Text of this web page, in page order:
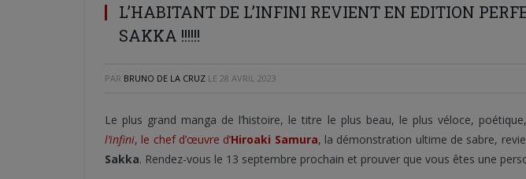
L’HABITANT DE L’INFINI REVIENT EN EDITION
SAKKA !!!!!!
PAR BRUNO DE LA CRUZ LE 28 AVRIL 2023
Le plus grand manga de l’histoire, le titre le plus beau, le plus véloce,
l’infini, le chef d’œuvre d’Hiroaki Samura, la démonstration ultime de sabre,
Sakka. Rendez-vous le 13 septembre prochain et prouver que vous êtes une